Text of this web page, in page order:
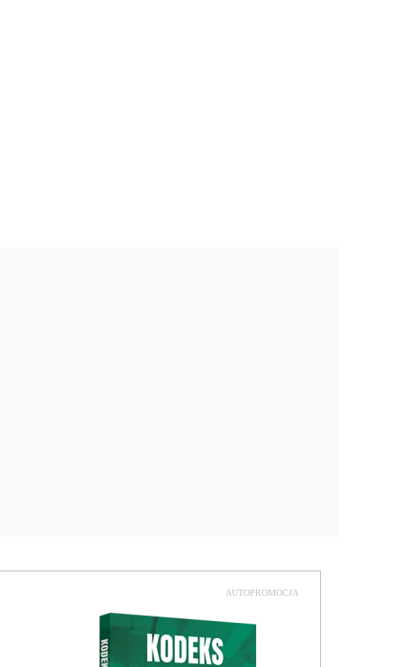
AUTOPROMOCJA